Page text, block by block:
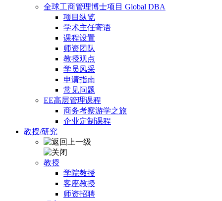
全球工商管理博士项目 Global DBA
项目纵览
学术主任寄语
课程设置
师资团队
教授观点
学员风采
申请指南
常见问题
EE高层管理课程
商务考察游学之旅
企业定制课程
教授/研究
教授
学院教授
客座教授
师资招聘